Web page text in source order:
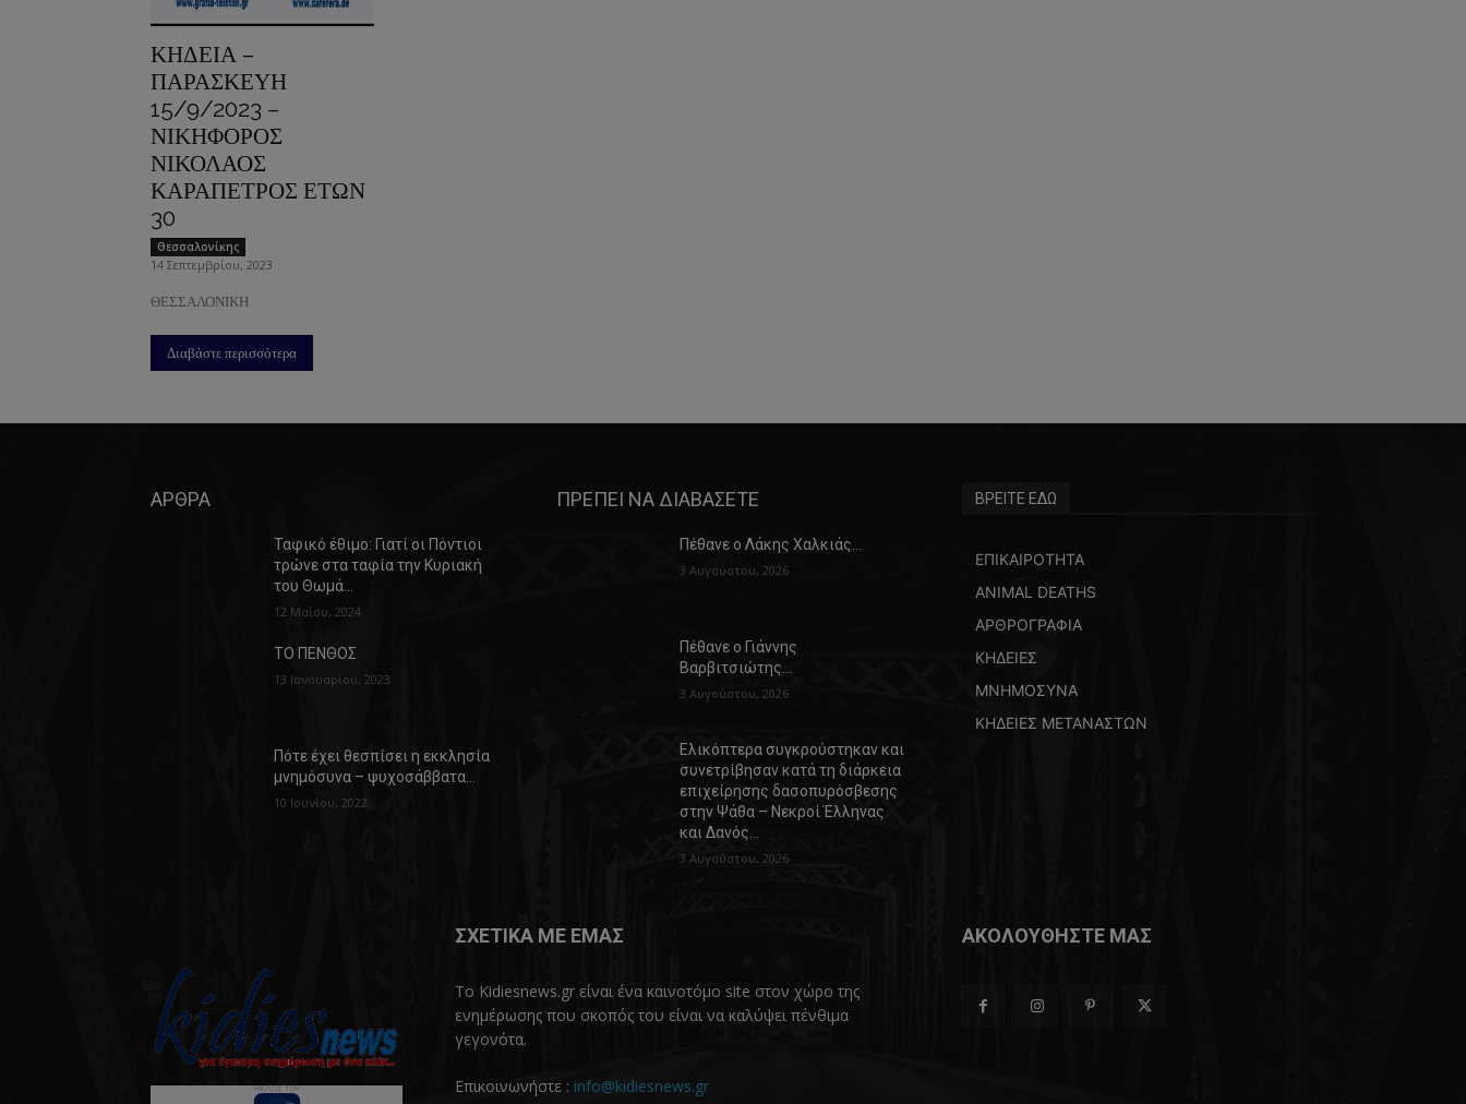
ΚΗΔΕΙΑ –
ΠΑΡΑΣΚΕΥΗ
15/9/2023 –
ΝΙΚΗΦΟΡΟΣ
ΝΙΚΟΛΑΟΣ
ΚΑΡΑΠΕΤΡΟΣ ΕΤΩΝ
30
Θεσσαλονίκης
14 Σεπτεμβρίου, 2023
ΘΕΣΣΑΛΟΝΙΚΗ
Διαβάστε περισσότερα
ΑΡΘΡΑ
Ταφικό έθιμο: Γιατί οι Πόντιοι
τρώνε στα ταφία την Κυριακή
του Θωμά…
12 Μαΐου, 2024
ΤΟ ΠΕΝΘΟΣ
13 Ιανουαρίου, 2023
Πότε έχει θεσπίσει η εκκλησία
μνημόσυνα – ψυχοσάββατα…
10 Ιουνίου, 2022
ΠΡΕΠΕΙ ΝΑ ΔΙΑΒΑΣΕΤΕ
Πέθανε ο Λάκης Χαλκιάς…
3 Αυγούστου, 2026
Πέθανε ο Γιάννης
Βαρβιτσιώτης…
3 Αυγούστου, 2026
Ελικόπτερα συγκρούστηκαν και
συνετρίβησαν κατά τη διάρκεια
επιχείρησης δασοπυρόσβεσης
στην Ψάθα – Νεκροί Έλληνας
και Δανός…
3 Αυγούστου, 2026
ΒΡΕΙΤΕ ΕΔΩ
ΕΠΙΚΑΙΡΟΤΗΤΑ
ANIMAL DEATHS
ΑΡΘΡΟΓΡΑΦΙΑ
ΚΗΔΕΙΕΣ
ΜΝΗΜΟΣΥΝΑ
ΚΗΔΕΙΕΣ ΜΕΤΑΝΑΣΤΩΝ
ΣΧΕΤΙΚΑ ΜΕ ΕΜΑΣ
Το Kidiesnews.gr είναι ένα καινοτόμο site στον χώρο της
ενημέρωσης που σκοπός του είναι να καλύψει πένθιμα
γεγονότα.
Επικοινωνήστε : info@kidiesnews.gr
ΑΚΟΛΟΥΘΗΣΤΕ ΜΑΣ